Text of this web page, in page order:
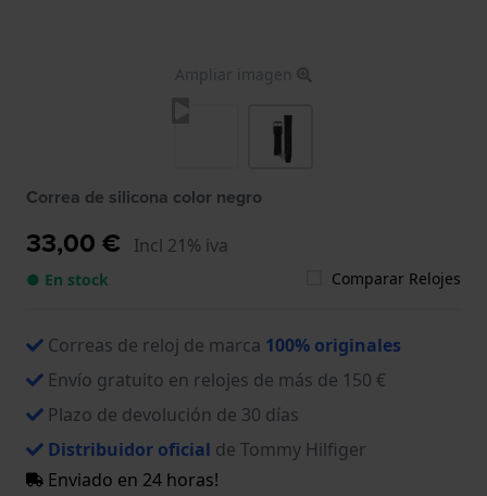
Ampliar imagen
Correa de silicona color negro
33,00 € Incl 21% iva
● En stock Comparar Relojes
Correas de reloj de marca 100% originales
Envío gratuito en relojes de más de 150 €
Plazo de devolución de 30 días
Distribuidor oficial de Tommy Hilfiger
Enviado en 24 horas!